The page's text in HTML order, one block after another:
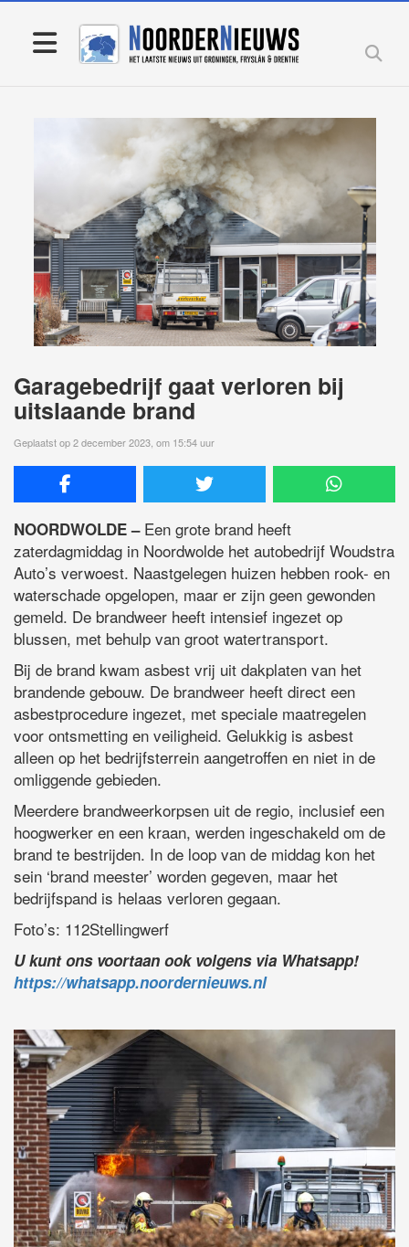
Garagebedrijf gaat verloren bij
uitslaande brand
Geplaatst op 2 december 2023, om 15:54 uur
NOORDWOLDE – Een grote brand heeft
zaterdagmiddag in Noordwolde het autobedrijf Woudstra
Auto’s verwoest. Naastgelegen huizen hebben rook- en
waterschade opgelopen, maar er zijn geen gewonden
gemeld. De brandweer heeft intensief ingezet op
blussen, met behulp van groot watertransport.
Bij de brand kwam asbest vrij uit dakplaten van het
brandende gebouw. De brandweer heeft direct een
asbestprocedure ingezet, met speciale maatregelen
voor ontsmetting en veiligheid. Gelukkig is asbest
alleen op het bedrijfsterrein aangetroffen en niet in de
omliggende gebieden.
Meerdere brandweerkorpsen uit de regio, inclusief een
hoogwerker en een kraan, werden ingeschakeld om de
brand te bestrijden. In de loop van de middag kon het
sein ‘brand meester’ worden gegeven, maar het
bedrijfspand is helaas verloren gegaan.
Foto’s: 112Stellingwerf
U kunt ons voortaan ook volgens via Whatsapp!
https://whatsapp.noordernieuws.nl